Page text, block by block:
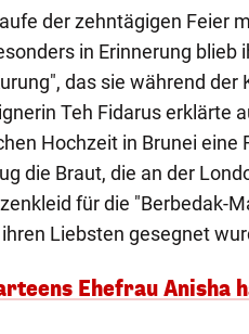
der zehntägigen Feier
in Erinnerung blieb
das sie während der
Teh Fidarus erklärte
Hochzeit in Brunei eine
die Braut, die an der
für die "Berbedak-
Liebsten gesegnet
Ehefrau Anisha